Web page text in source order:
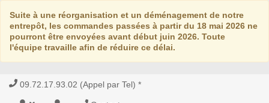
Suite à une réorganisation et un déménagement de notre
entrepôt, les commandes passées à partir du 18 mai 2026 ne
pourront être envoyées avant début juin 2026. Toute
l'équipe travaille afin de réduire ce délai.
09.72.17.93.02 (Appel par Tel) *